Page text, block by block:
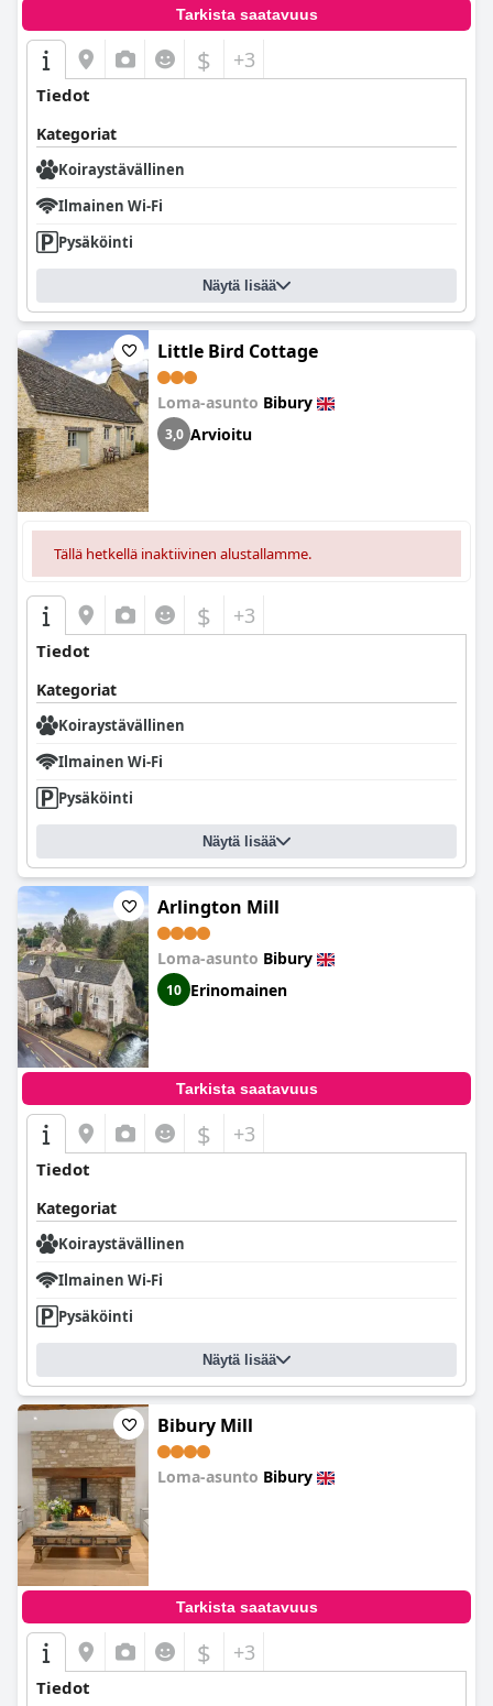
Tarkista saatavuus
$ +3
Tiedot
Kategoriat
Koiraystävällinen
Ilmainen Wi-Fi
Pysäköinti
Näytä lisää
Little Bird Cottage
Loma-asunto Bibury
3,0 Arvioitu
Tällä hetkellä inaktiivinen alustallamme.
$ +3
Tiedot
Kategoriat
Koiraystävällinen
Ilmainen Wi-Fi
Pysäköinti
Näytä lisää
Arlington Mill
Loma-asunto Bibury
10 Erinomainen
Tarkista saatavuus
$ +3
Tiedot
Kategoriat
Koiraystävällinen
Ilmainen Wi-Fi
Pysäköinti
Näytä lisää
Bibury Mill
Loma-asunto Bibury
Tarkista saatavuus
$ +3
Tiedot